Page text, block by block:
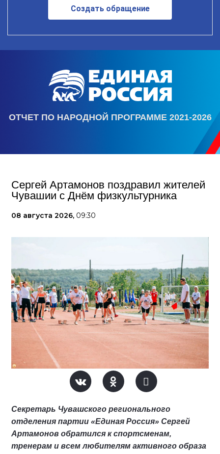
Создать обращение
ОТЧЕТ ПО НАРОДНОЙ ПРОГРАММЕ 2021-2026
Сергей Артамонов поздравил жителей
Чувашии с Днём физкультурника
08 августа 2026, 09:30
Секретарь Чувашского регионального
отделения партии «Единая Россия» Сергей
Артамонов обратился к спортсменам,
тренерам и всем любителям активного образа